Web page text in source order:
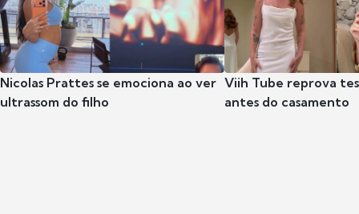
Nicolas Prattes se emociona ao ver
ultrassom do filho
Viih Tube reprova
antes do casamento